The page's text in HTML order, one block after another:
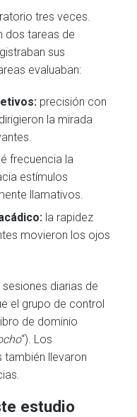
tres veces.
dos tareas de
sus
evaluaban:
precisión con
la mirada
frecuencia la
estímulos
llamativos.
la rapidez
movieron los ojos
diarias de
el grupo de control
de dominio
“). Los
llevaron
estudio